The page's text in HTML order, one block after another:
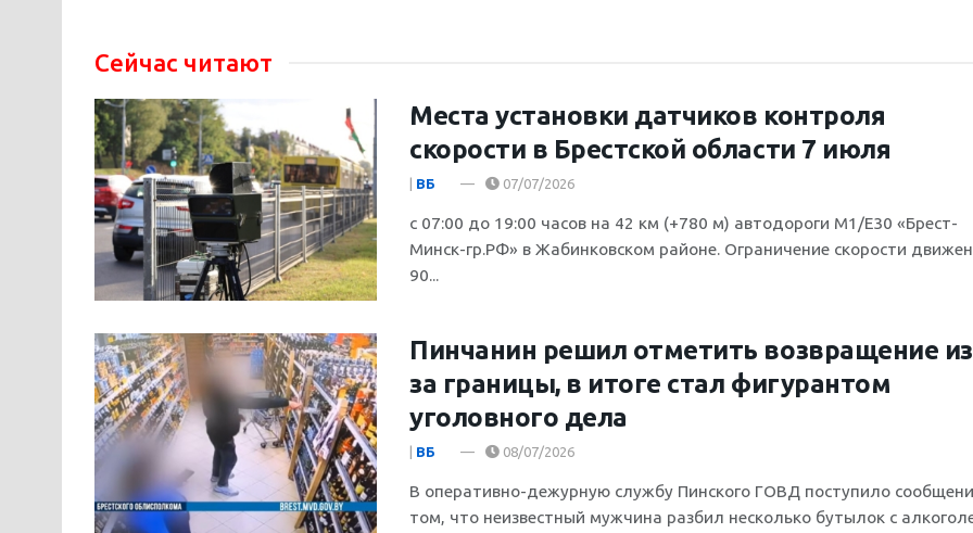
Сейчас читают
Места установки датчиков контроля
скорости в Брестской области 7 июля
| ВБ 07/07/2026
с 07:00 до 19:00 часов на 42 км (+780 м) автодороги М1/Е30 «Брест-
Минск-гр.РФ» в Жабинковском районе. Ограничение скорости
90...
Пинчанин решил отметить возвращение
за границы, в итоге стал фигурантом
уголовного дела
| ВБ 08/07/2026
В оперативно-дежурную службу Пинского ГОВД поступило
том, что неизвестный мужчина разбил несколько бутылок с